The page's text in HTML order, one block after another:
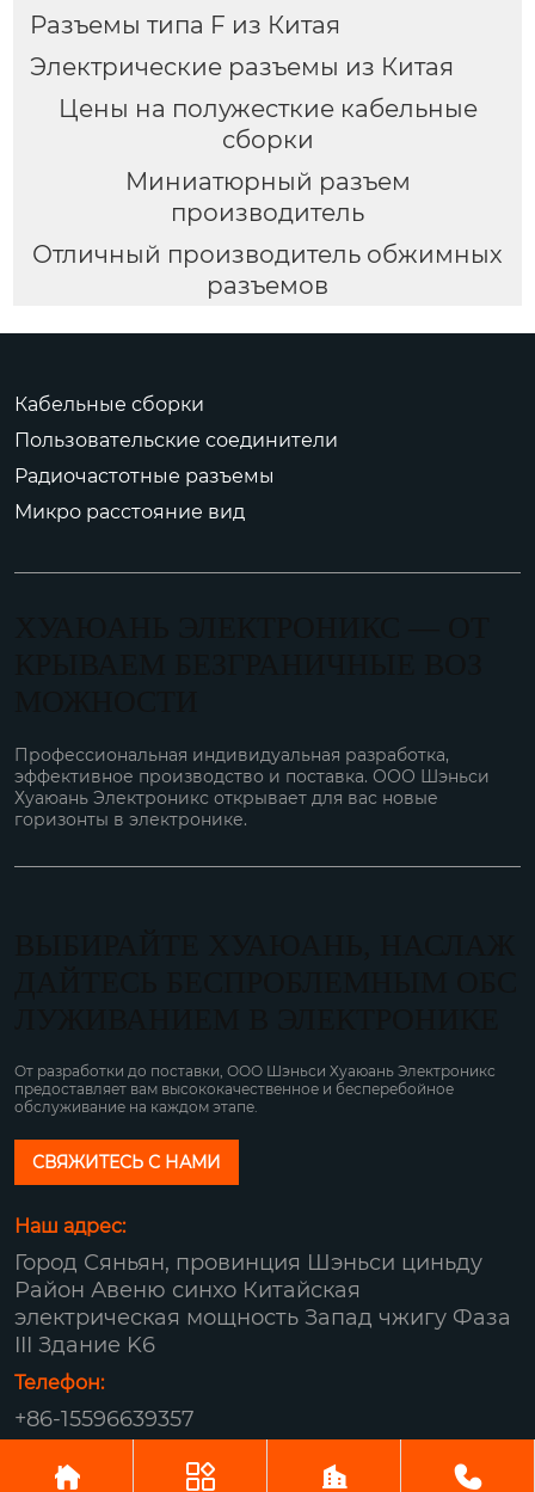
Разъемы типа F из Китая
Электрические разъемы из Китая
Цены на полужесткие кабельные
сборки
Миниатюрный разъем
производитель
Отличный производитель обжимных
разъемов
Кабельные сборки
Пользовательские соединители
Радиочастотные разъемы
Микро расстояние вид
Профессиональная индивидуальная разработка,
эффективное производство и поставка. ООО Шэньси
Хуаюань Электроникс открывает для вас новые
горизонты в электронике.
От разработки до поставки, ООО Шэньси Хуаюань Электроникс
предоставляет вам высококачественное и бесперебойное
обслуживание на каждом этапе.
СВЯЖИТЕСЬ С НАМИ
Наш адрес:
Город Сяньян, провинция Шэньси циньду
Район Авеню синхо Китайская
электрическая мощность Запад чжигу Фаза
III Здание K6
Телефон:
+86-15596639357
Авторское право© ООО Шэньси Хуаюань
Электроникс
   